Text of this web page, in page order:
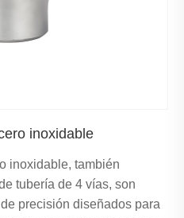
inoxidable
inoxidable, también
tubería de 4 vías, son
precisión diseñados para